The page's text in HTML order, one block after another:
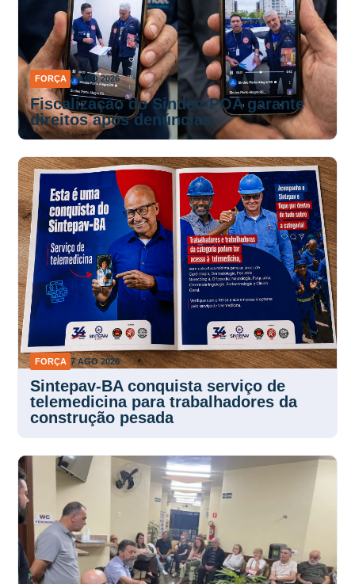
FORÇA 7 AGO 2026
Fiscalização do Sindec-POA garante
direitos após denúncias
FORÇA 7 AGO 2026
Sintepav-BA conquista serviço de
telemedicina para trabalhadores da
construção pesada